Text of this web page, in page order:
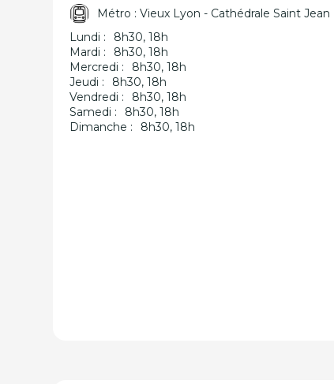
Métro : Vieux Lyon - Cathédrale Saint Jean
Lundi :
8h30, 18h
Mardi :
8h30, 18h
Mercredi :
8h30, 18h
Jeudi :
8h30, 18h
Vendredi :
8h30, 18h
Samedi :
8h30, 18h
Dimanche :
8h30, 18h